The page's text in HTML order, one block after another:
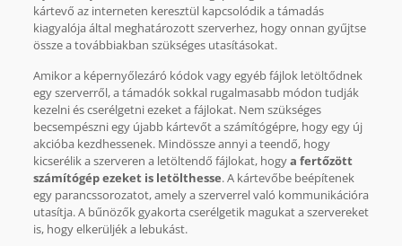
kártevő az interneten keresztül kapcsolódik a támadás
kiagyalója által meghatározott szerverhez, hogy onnan gyűjtse
össze a továbbiakban szükséges utasításokat.
Amikor a képernyőlezáró kódok vagy egyéb fájlok letöltődnek
egy szerverről, a támadók sokkal rugalmasabb módon tudják
kezelni és cserélgetni ezeket a fájlokat. Nem szükséges
becsempészni egy újabb kártevőt a számítógépre, hogy egy új
akcióba kezdhessenek. Mindössze annyi a teendő, hogy
kicserélik a szerveren a letöltendő fájlokat, hogya fertőzött
számítógép ezeket is letölthesse. A kártevőbe beépítenek
egy parancssorozatot, amely a szerverrel való kommunikációra
utasítja. A bűnözők gyakorta cserélgetik magukat a szervereket
is, hogy elkerüljék a lebukást.